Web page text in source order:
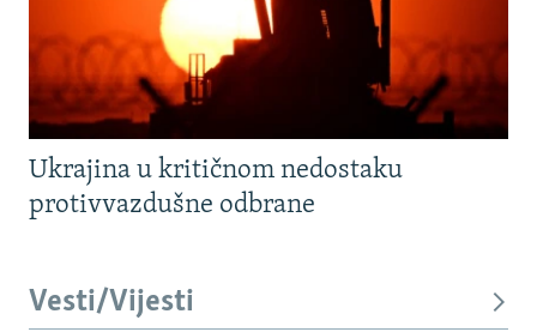
Ukrajina u kritičnom nedostaku
protivvazdušne odbrane
Vesti/Vijesti